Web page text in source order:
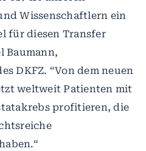
Wissenschaftlern ein
für diesen Transfer
Baumann,
DKFZ. “Von dem neuen
weltweit Patienten mit
profitieren, die